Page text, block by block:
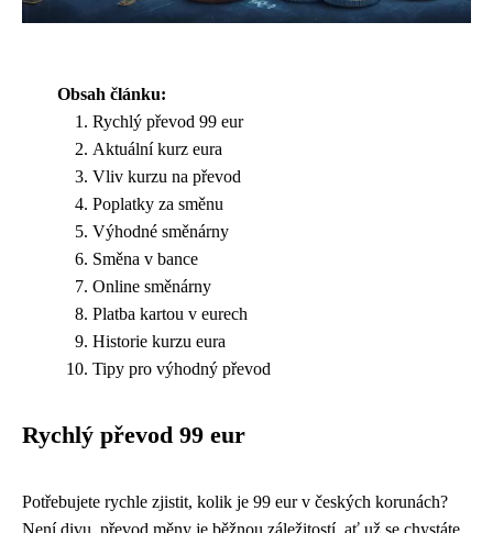
Obsah článku:
Rychlý převod 99 eur
Aktuální kurz eura
Vliv kurzu na převod
Poplatky za směnu
Výhodné směnárny
Směna v bance
Online směnárny
Platba kartou v eurech
Historie kurzu eura
Tipy pro výhodný převod
Rychlý převod 99 eur
Potřebujete rychle zjistit, kolik je 99 eur v českých korunách?
Není divu, převod měny je běžnou záležitostí, ať už se chystáte